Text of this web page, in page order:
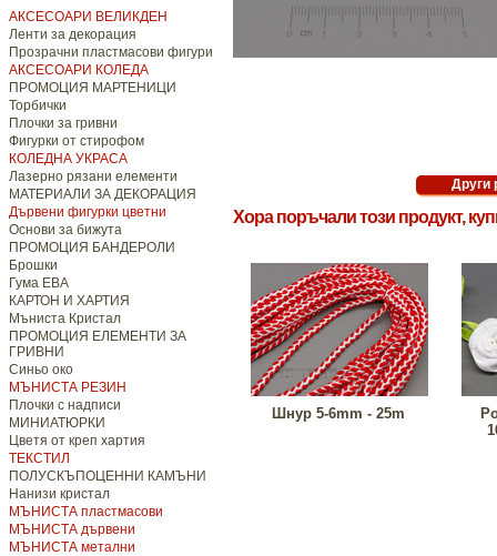
АКСЕСОАРИ ВЕЛИКДЕН
Ленти за декорация
Прозрачни пластмасови фигури
АКСЕСОАРИ КОЛЕДА
ПРОМОЦИЯ МАРТЕНИЦИ
Торбички
Плочки за гривни
Фигурки от стирофом
КОЛЕДНА УКРАСА
Лазерно рязани елементи
МАТЕРИАЛИ ЗА ДЕКОРАЦИЯ
Дървени фигурки цветни
Основи за бижута
ПРОМОЦИЯ БАНДЕРОЛИ
Брошки
Гума ЕВА
КАРТОН И ХАРТИЯ
Мъниста Кристал
ПРОМОЦИЯ ЕЛЕМЕНТИ ЗА
ГРИВНИ
Синьо око
МЪНИСТА РЕЗИН
Плочки с надписи
МИНИАТЮРКИ
Цветя от креп хартия
ТЕКСТИЛ
ПОЛУСКЪПОЦЕННИ КАМЪНИ
Нанизи кристал
МЪНИСТА пластмасови
МЪНИСТА дървени
МЪНИСТА метални
Хора поръчали този продукт,
Шнур 5-6mm - 25m